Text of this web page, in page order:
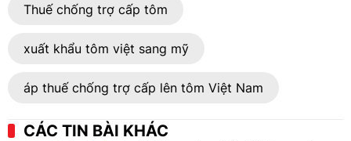
Thuế chống trợ cấp tôm
xuất khẩu tôm việt sang mỹ
áp thuế chống trợ cấp lên tôm Việt Nam
CÁC TIN BÀI KHÁC